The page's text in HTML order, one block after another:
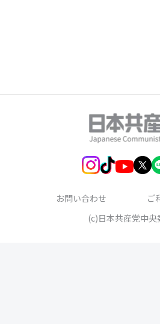
お問い合わせ
ご
(c)日本共産党中央